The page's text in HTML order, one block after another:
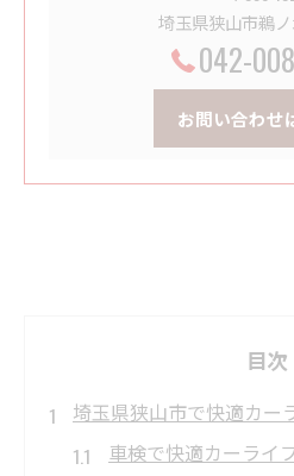
埼玉県狭山市鵜ノ
042-
お問い合わせ
目次
埼玉県狭山市で快適カー
車検で快適カーライ